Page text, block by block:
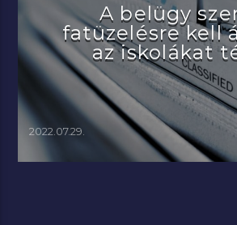
A belügy
fatüzelésre kell
az iskolákat
2022.07.29.